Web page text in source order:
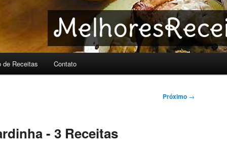
de Receitas Contato
Próximo →
- 3 Receitas